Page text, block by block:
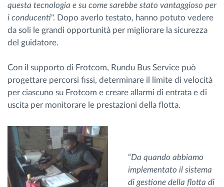
questa tecnologia e su come sarebbe stato vantaggioso per
i conducenti". Dopo averlo testato, hanno potuto vedere
da soli le grandi opportunità per migliorare la sicurezza
del guidatore.
Con il supporto di Frotcom, Rundu Bus Service può
progettare percorsi fissi, determinare il limite di velocità
per ciascuno su Frotcom e creare allarmi di entrata e di
uscita per monitorare le prestazioni della flotta.
“Da quando abbiamo
implementato il sistema
di gestione della flotta di